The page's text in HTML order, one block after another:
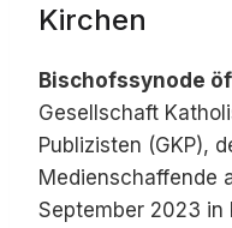
Kirchen
Bischofssynode
Gesellschaft
Publizisten (GKP),
Medienschaffende
September 2023 in